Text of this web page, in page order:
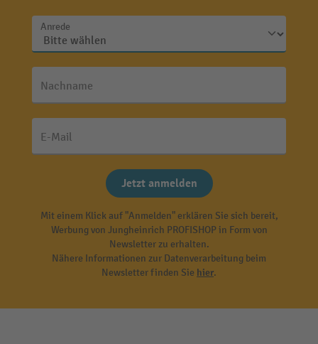
Anrede
Nachname
E-Mail
Jetzt anmelden
Mit einem Klick auf "Anmelden" erklären Sie sich bereit,
Werbung von Jungheinrich PROFISHOP in Form von
Newsletter zu erhalten.
Nähere Informationen zur Datenverarbeitung beim
Newsletter finden Sie hier.